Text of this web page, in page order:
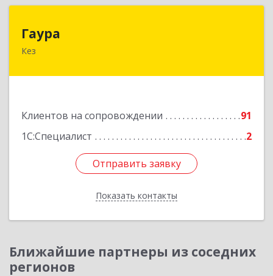
Гаура
Кез
Клиентов на сопровождении
91
1С:Специалист
2
Отправить заявку
Показать контакты
Отправить заявку
Назад
Ближайшие партнеры из соседних
регионов